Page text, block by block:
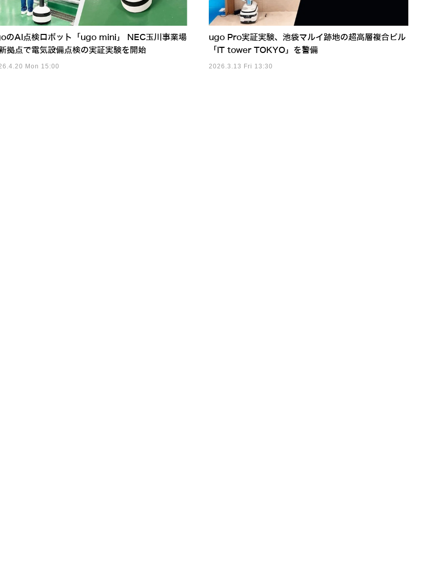
のAI点検ロボット「ugo mini」 NEC玉川事業場
拠点で電気設備点検の実証実験を開始
Mon 15:00
ugo Pro実証実験、池袋マルイ跡地の超高層複合ビル
「IT tower TOKYO」を警備
2026.3.13 Fri 13:30